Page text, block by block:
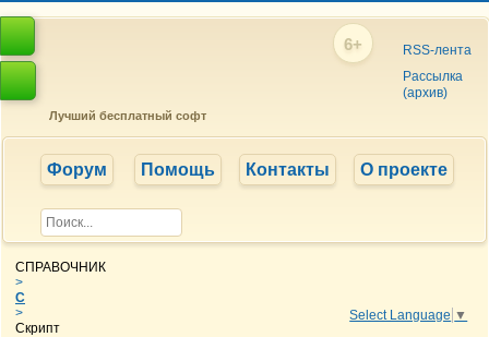
6+
RSS-лента
Рассылка
(архив)
Лучший бесплатный софт
Форум Помощь Контакты О проекте
СПРАВОЧНИК
>
С
>
Скрипт
Select Language ▼